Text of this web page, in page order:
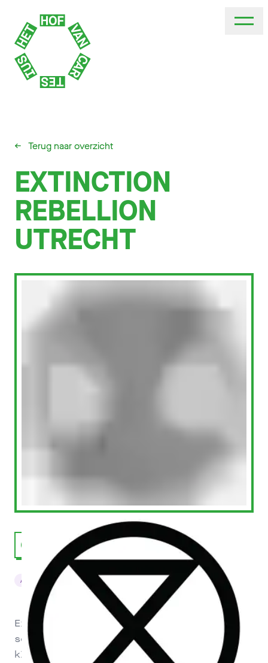
← Terug naar overzicht
EXTINCTION
REBELLION
UTRECHT
Advies & Organisatie Activisme
Extinction Rebellion is een
sociocratische beweging van toegewijde
klimaatactivisten. Door middel van